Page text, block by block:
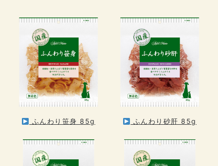
ふんわり笹身 85g ふんわり砂肝 85g